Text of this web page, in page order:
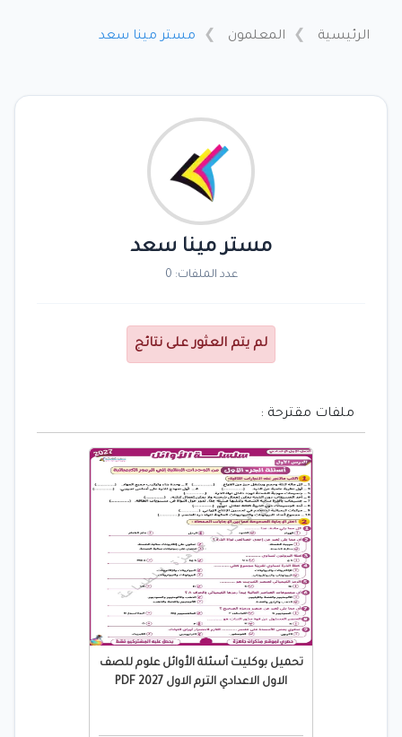
الرئيسية المعلمون مستر مينا سعد
مستر مينا سعد
عدد الملفات: 0
لم يتم العثور على نتائج
ملفات مقترحة :
تحميل بوكليت أسئلة الأوائل علوم للصف
الاول الاعدادي الترم الاول 2027 PDF